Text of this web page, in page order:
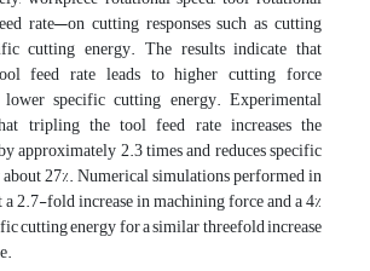
rate—on cutting responses such as cutting
cutting energy. The results indicate that
feed rate leads to higher cutting force
lower specific cutting energy. Experimental
tripling the tool feed rate increases the
approximately 2.3 times and reduces specific
27%. Numerical simulations performed in
2.7-fold increase in machining force and a 4%
cutting energy for a similar threefold increase